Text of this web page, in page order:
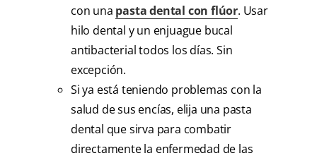
con una pasta dental con flúor. Usar
hilo dental y un enjuague bucal
antibacterial todos los días. Sin
excepción.
Si ya está teniendo problemas con la
salud de sus encías, elija una pasta
dental que sirva para combatir
directamente la enfermedad de las